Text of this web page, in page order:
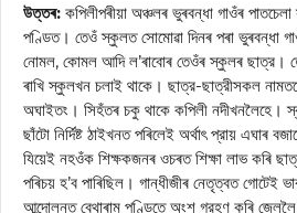
উত্তৰ: কপিলীপৰীয়া অঞ্চলৰ ভুৰবন্ধা গাওঁৰ
পণ্ডিত। তেওঁ স্কুলত সোমোৱা দিনৰ পৰা ভুৰবন্ধা
নোমল, কোমল আদি ল’ৰাবোৰ তেওঁৰ স্কুলৰ ছাত্র।
ৰাখি স্কুলখন চলাই থাকে। ছাত্র-ছাত্রীসকল
অঘাইতং। সিহঁতৰ চকু থাকে কপিলী নদীখনলৈহে।
ছাঁটো নির্দিষ্ট ঠাইখনত পৰিলেই অর্থাৎ প্রায় এঘাৰ
যিয়েই নহওঁক শিক্ষকজনৰ ওচৰত শিক্ষা লাভ কৰি
পৰিচয় হ’ব পাৰিছিল। গান্ধীজীৰ নেতৃত্বত গোটেই
আন্দোলনত বেথাৰাম পণ্ডিতে অংশ গ্রহণ কৰি